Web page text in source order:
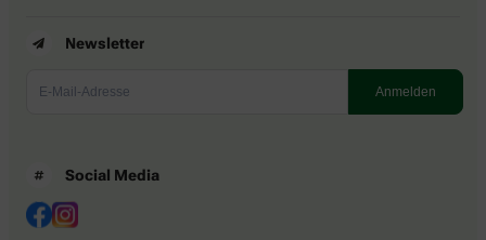
Newsletter
Social Media